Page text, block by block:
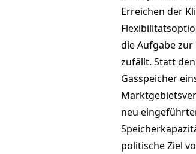
Erreichen der
die Aufgabe
zufällt. Statt
Gasspeicher
neu
politische Ziel